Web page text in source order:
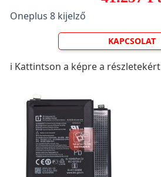
Oneplus 8 kijelző
KAPCSOLAT
ℹ️ Kattintson a képre a